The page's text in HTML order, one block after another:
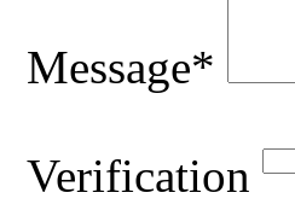
Message*
Verification